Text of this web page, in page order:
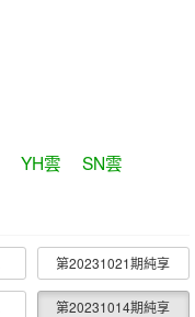
YH雲
SN雲
第20231021期純享
第20231014期純享